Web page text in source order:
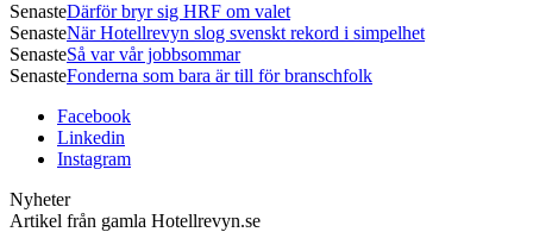
SenasteDärför bryr sig HRF om valet
SenasteNär Hotellrevyn slog svenskt rekord i simpelhet
SenasteSå var vår jobbsommar
SenasteFonderna som bara är till för branschfolk
Facebook
Linkedin
Instagram
Nyheter
Artikel från gamla Hotellrevyn.se